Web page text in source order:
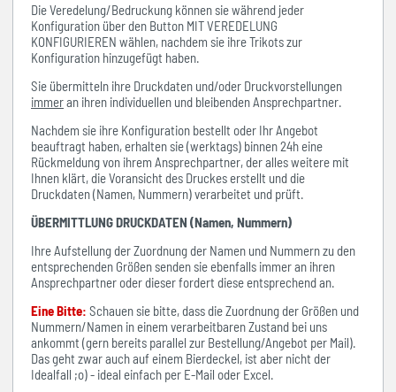
Die Veredelung/Bedruckung können sie während jeder
Konfiguration über den Button MIT VEREDELUNG
KONFIGURIEREN wählen, nachdem sie ihre Trikots zur
Konfiguration hinzugefügt haben.
Sie übermitteln ihre Druckdaten und/oder Druckvorstellungen
immeran ihren individuellen und bleibenden Ansprechpartner.
Nachdem sie ihre Konfiguration bestellt oder Ihr Angebot
beauftragt haben, erhalten sie (werktags) binnen 24h eine
Rückmeldung von ihrem Ansprechpartner, der alles weitere mit
Ihnen klärt, die Voransicht des Druckes erstellt und die
Druckdaten (Namen, Nummern) verarbeitet und prüft.
ÜBERMITTLUNG DRUCKDATEN (Namen, Nummern)
Ihre Aufstellung der Zuordnung der Namen und Nummern zu den
entsprechenden Größen senden sie ebenfalls immer an ihren
Ansprechpartner oder dieser fordert diese entsprechend an.
Eine Bitte: Schauen sie bitte, dass die Zuordnung der Größen und
Nummern/Namen in einem verarbeitbaren Zustand bei uns
ankommt (gern bereits parallel zur Bestellung/Angebot per Mail).
Das geht zwar auch auf einem Bierdeckel, ist aber nicht der
Idealfall ;o) - ideal einfach per E-Mail oder Excel.